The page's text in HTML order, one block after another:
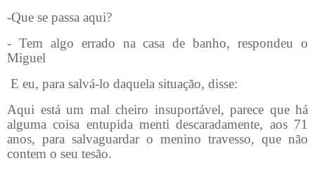
-Que se passa aqui?
- Tem algo errado na casa de banho, respondeu o
Miguel
E eu, para salvá-lo daquela situação, disse:
Aqui está um mal cheiro insuportável, parece que há
alguma coisa entupida menti descaradamente, aos 71
anos, para salvaguardar o menino travesso, que não
contem o seu tesão.